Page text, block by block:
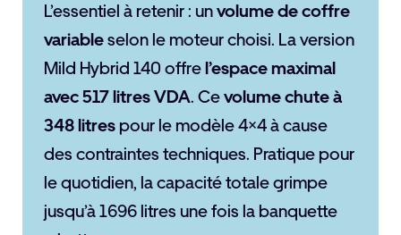
L’essentiel à retenir : unvolume de coffre
variableselon le moteur choisi. La version
Mild Hybrid 140 offrel’espace maximal
avec 517 litres VDA. Cevolume chute à
348 litres pour le modèle 4×4 à cause
des contraintes techniques. Pratique pour
le quotidien, la capacité totale grimpe
jusqu’à 1696 litres une fois la banquette